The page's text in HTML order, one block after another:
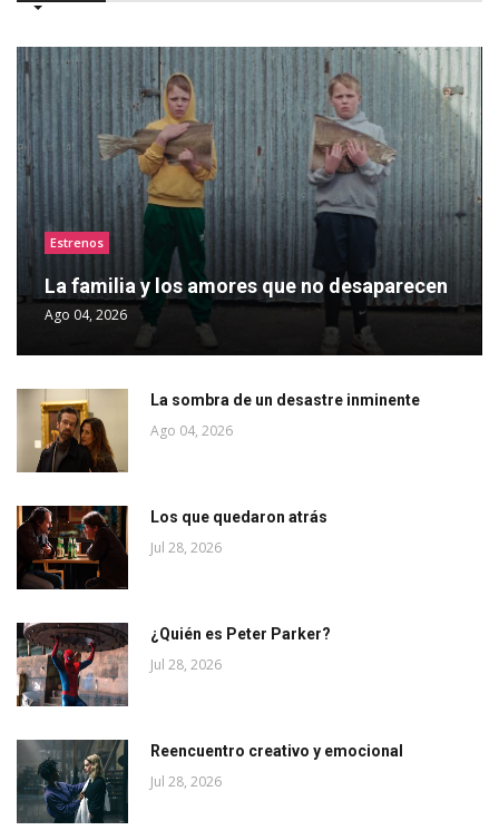
Estrenos
La familia y los amores que no desaparecen
Ago 04, 2026
La sombra de un desastre inminente
Ago 04, 2026
Los que quedaron atrás
Jul 28, 2026
¿Quién es Peter Parker?
Jul 28, 2026
Reencuentro creativo y emocional
Jul 28, 2026